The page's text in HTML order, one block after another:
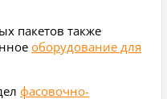
пакетов также
оборудование для
фасовочно-